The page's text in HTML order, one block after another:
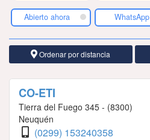
Abierto ahora WhatsApp
Ordenar por distancia
CO-ETI
Tierra del Fuego 345 - (8300)
Neuquén
(0299) 153240358